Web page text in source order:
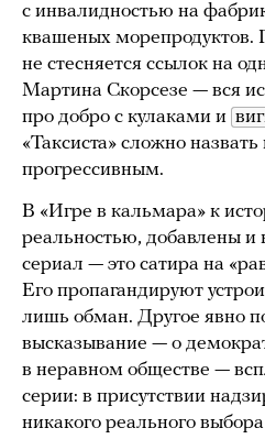
с инвалидностью на
квашеных морепродуктов.
не стесняется ссылок на
Мартина Скорсезе — вся
про добро с кулаками и
«Таксиста» сложно
прогрессивным.
В «Игре в кальмара» к
реальностью, добавлены и
сериал — это сатира на
Его пропагандируют
лишь обман. Другое явно
высказывание — о
в неравном обществе —
серии: в присутствии
никакого реального